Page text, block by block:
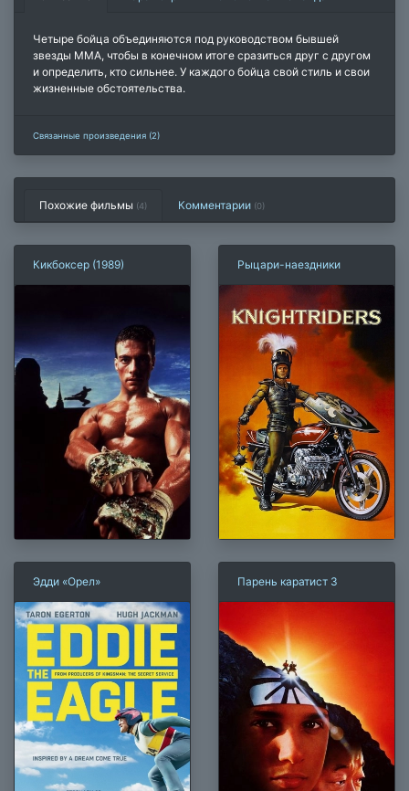
Четыре бойца объединяются под руководством бывшей
звезды ММА, чтобы в конечном итоге сразиться друг с другом
и определить, кто сильнее. У каждого бойца свой стиль и свои
жизненные обстоятельства.
Связанные произведения (2)
Похожие фильмы (4) Комментарии (0)
Кикбоксер (1989) Рыцари-наездники
Эдди «Орел» Парень каратист 3